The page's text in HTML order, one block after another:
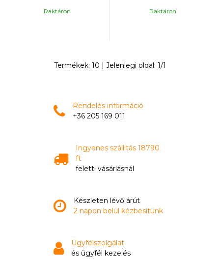
Raktáron Raktáron
Termékek: 10 | Jelenlegi oldal: 1/1
Rendelés információ
+36 205 169 011
Ingyenes szállitás 18790
ft
feletti vásárlásnál
Készleten lévő árút
2 napon belül kézbesítünk
Ügyfélszolgálat
és ügyfél kezelés